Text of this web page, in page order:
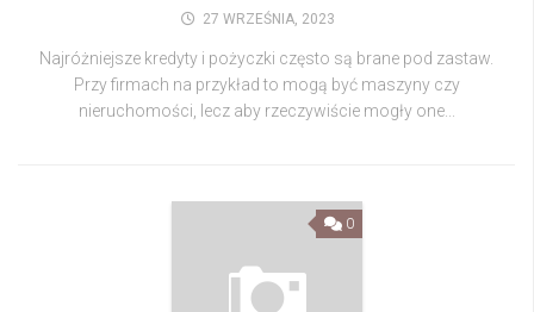
27 WRZEŚNIA, 2023
Najróżniejsze kredyty i pożyczki często są brane pod zastaw.
Przy firmach na przykład to mogą być maszyny czy
nieruchomości, lecz aby rzeczywiście mogły one...
0